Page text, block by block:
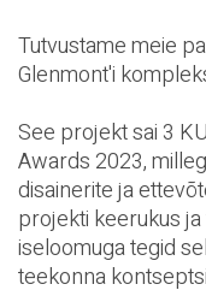
Tutvustame meie
Glenmont'i
See projekt sai 3
Awards 2023,
disainerite ja
projekti keerukus
iseloomuga tegid
teekonna